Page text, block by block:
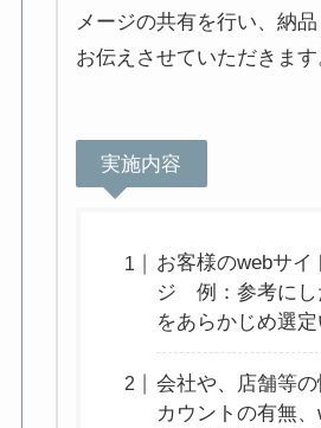
メージの共有を行い、納
お伝えさせていただきます
実施内容
お客様のwebサイ
ジ 例：参考にし
をあらかじめ選定
会社や、店舗等
カウントの有無